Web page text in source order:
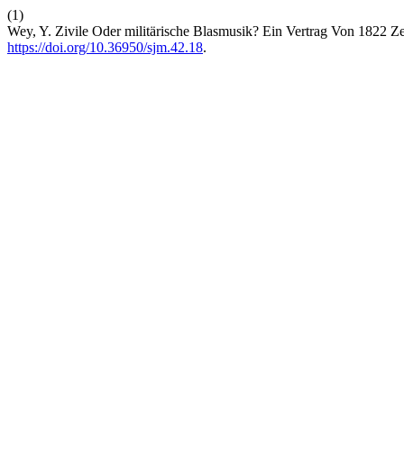
(1)
Wey, Y. Zivile Oder militärische Blasmusik? Ein Vertrag Von 1822
https://doi.org/10.36950/sjm.42.18.